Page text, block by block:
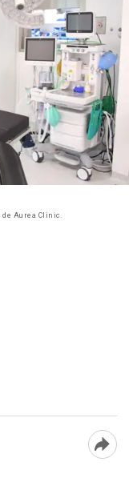
Aurea Clinic.